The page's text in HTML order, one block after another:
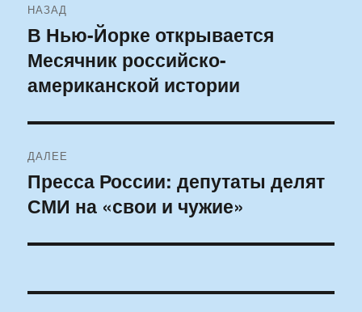
по
записям
НАЗАД
Предыдущая
запись:
В Нью-Йорке открывается
Месячник российско-
американской истории
ДАЛЕЕ
Следующая
запись:
Пресса России: депутаты делят
СМИ на «свои и чужие»